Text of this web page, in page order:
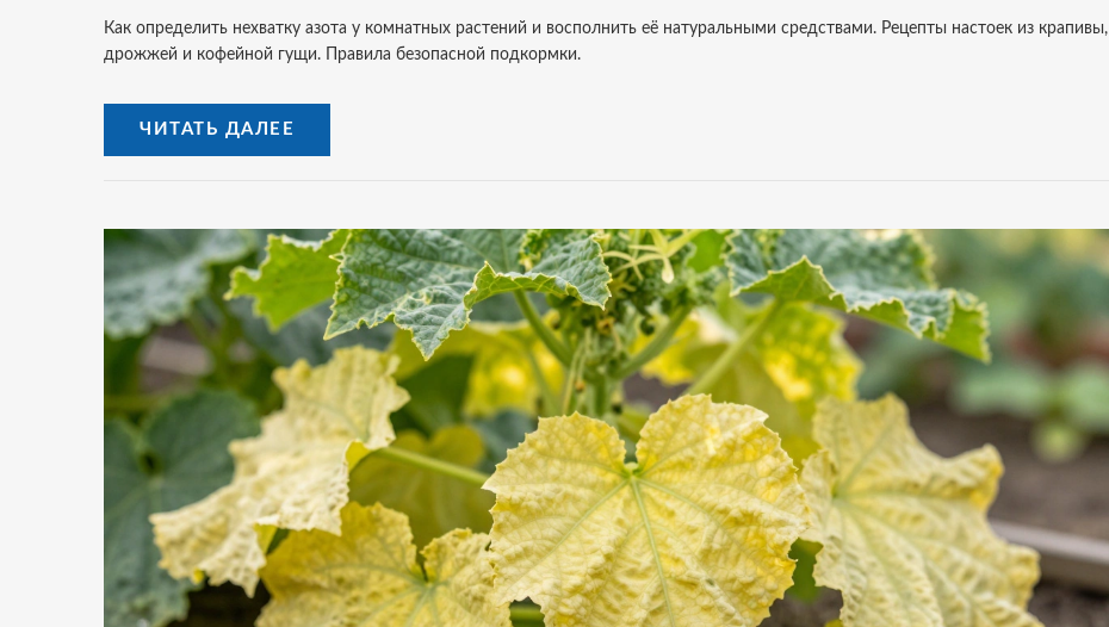
Как определить нехватку азота у комнатных растений и восполнить её натуральными средствами. Рецепты настоек из крапивы,
дрожжей и кофейной гущи. Правила безопасной подкормки.
ЧИТАТЬ ДАЛЕЕ